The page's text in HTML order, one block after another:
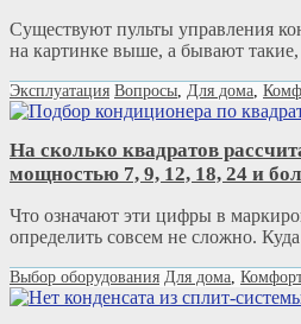
Существуют пульты управления
на картинке выше, а бывают
Эксплуатация Вопросы, Для дома,
На сколько квадратов
мощностью 7, 9, 12, 18, 24 и
Что означают эти цифры в
определить совсем не сложно.
Выбор оборудования Для дома,